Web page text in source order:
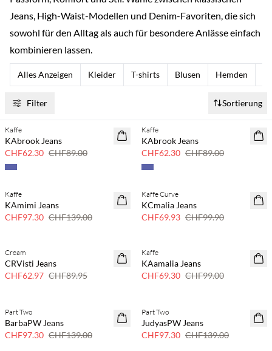
Jeans, High-Waist-Modellen und Denim-Favoriten, die sich
sowohl für den Alltag als auch für besondere Anlässe einfach
kombinieren lassen.
Alles Anzeigen Kleider T-shirts Blusen Hemden
Filter Sortierung
SAVE20
Kaffe
KAbrook Jeans
CHF62.30 CHF89.00
SAVE20
Kaffe
KAbrook Jeans
CHF62.30 CHF89.00
SAVE20
Kaffe
KAmimi Jeans
CHF97.30 CHF139.00
SAVE20
Kaffe Curve
KCmalia Jeans
CHF69.93 CHF99.90
SAVE20
Cream
CRVisti Jeans
CHF62.97 CHF89.95
SAVE20
Kaffe
KAamalia Jeans
CHF69.30 CHF99.00
SAVE20
Part Two
BarbaPW Jeans
CHF97.30 CHF139.00
SAVE20
30 % Rabatt
Part Two
JudyasPW Jeans
CHF97.30 CHF139.00